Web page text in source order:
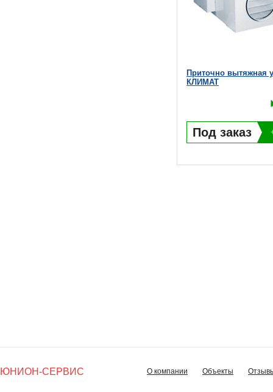
Приточно вытяжная
КЛИМАТ
Под заказ
ЮНИОН-СЕРВИС О компании Объекты